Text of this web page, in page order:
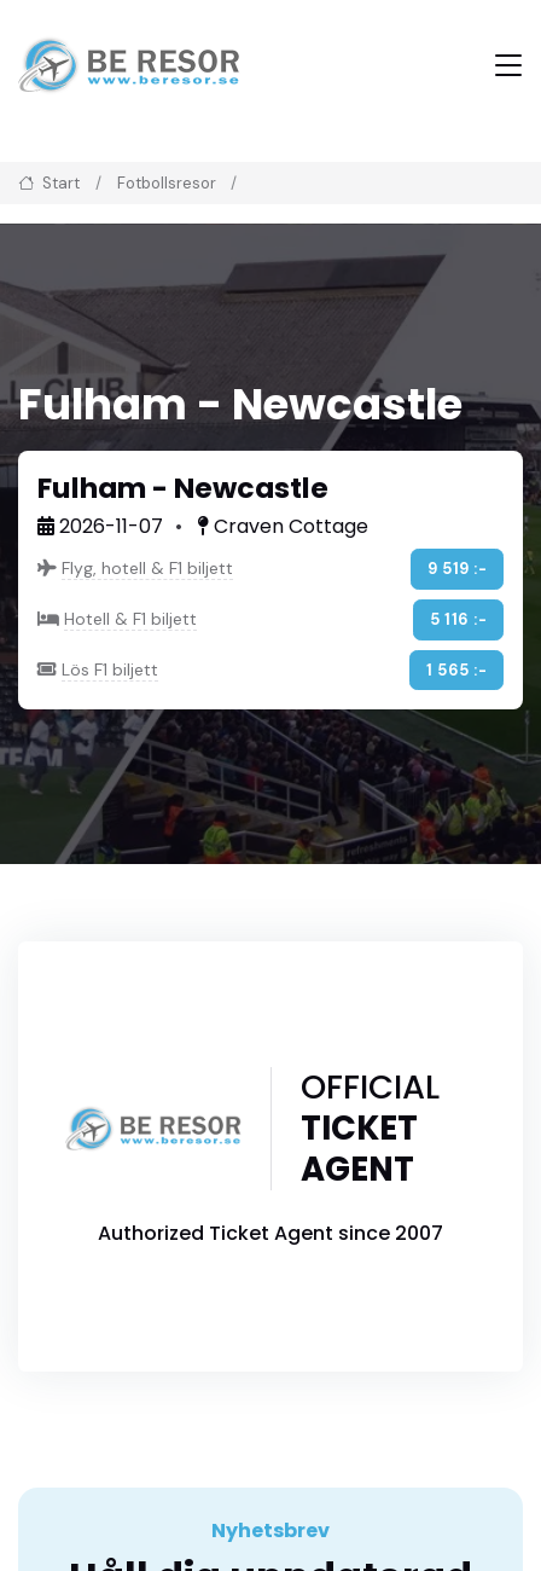
Start Fotbollsresor
Fulham - Newcastle
Fulham - Newcastle
2026-11-07 Craven Cottage
Flyg, hotell & F1 biljett 9 519 :-
Hotell & F1 biljett 5 116 :-
Lös F1 biljett 1 565 :-
OFFICIAL
TICKET
AGENT
Authorized Ticket Agent since 2007
Nyhetsbrev